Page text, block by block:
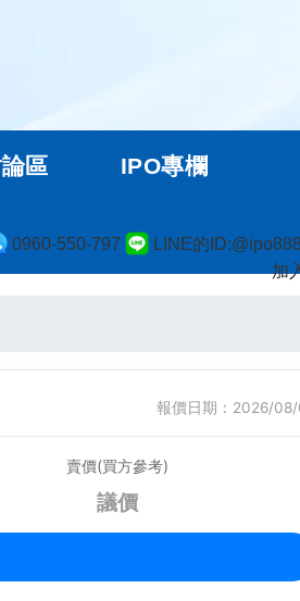
0960-550-797
LINE的
加
區 IPO專欄
報價日期：2026/
賣價(買方參考)
議價